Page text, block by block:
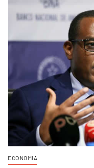
ECONOMIA